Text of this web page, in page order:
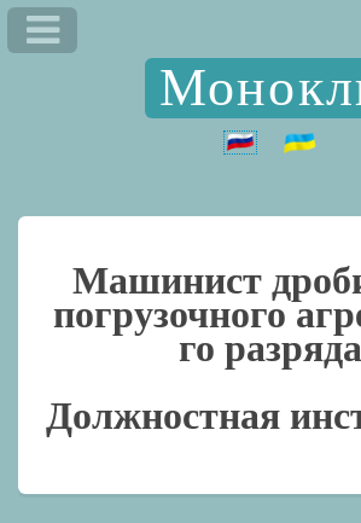
Машинист
погрузочного
го разряда
Должностная